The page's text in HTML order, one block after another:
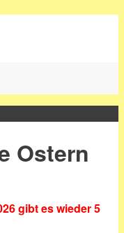
Ostern
gibt es wieder 5